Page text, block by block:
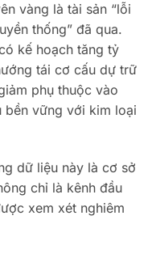
vàng là tài sản “lỗi
thống” đã qua.
kế hoạch tăng tỷ
tái cơ cấu dự trữ
phụ thuộc vào
bền vững với kim loại
dữ liệu này là cơ sở
chỉ là kênh đầu
xem xét nghiêm